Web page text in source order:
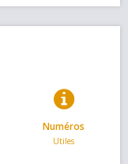
Numéros